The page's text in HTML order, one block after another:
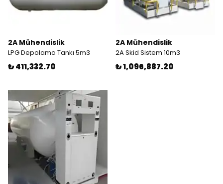
2A Mühendislik
LPG Depolama Tankı 5m3
₺ 411,332.70
2A Mühendislik
2A Skid Sistem 10m3
₺ 1,096,887.20